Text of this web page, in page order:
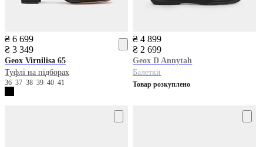
₴ 6 699
₴ 3 349
Geox Virnilisa 65
Туфлі на підборах
36 37 38 39 40 41
₴ 4 899
₴ 2 699
Geox D Annytah
Балетки
Товар розкуплено